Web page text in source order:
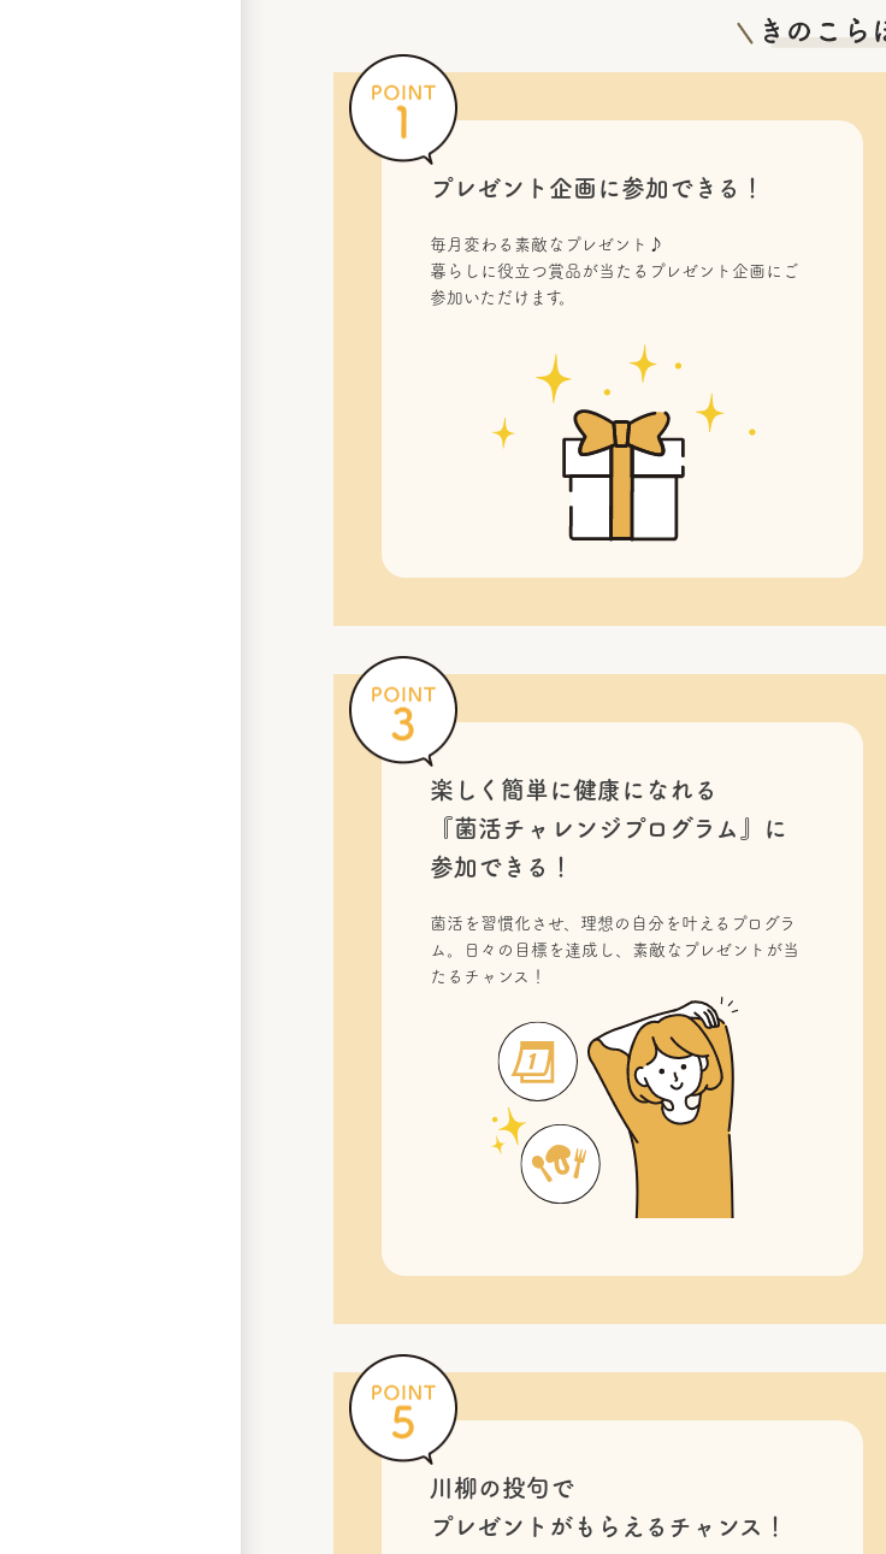
プレゼント企画に参加できる！
毎月変わる素敵なプレゼント♪
暮らしに役立つ賞品が当たるプレゼント企画にご
参加いただけます。
楽しく簡単に健康になれる
『菌活チャレンジプログラム』に
参加できる！
菌活を習慣化させ、理想の自分を叶えるプログラ
ム。日々の目標を達成し、素敵なプレゼントが当
たるチャンス！
川柳の投句で
プレゼントがもらえるチャンス！